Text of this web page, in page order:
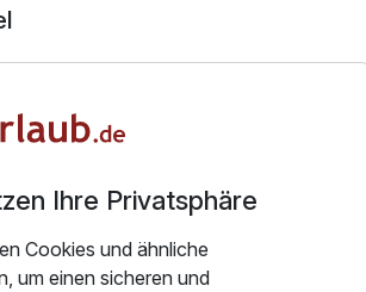
Alpen im Hochtal Wildschönau.
mit
umfasst ein großzügiges Hallenbad
Ihre Privatsphäre
Cookies und ähnliche
um einen sicheren und